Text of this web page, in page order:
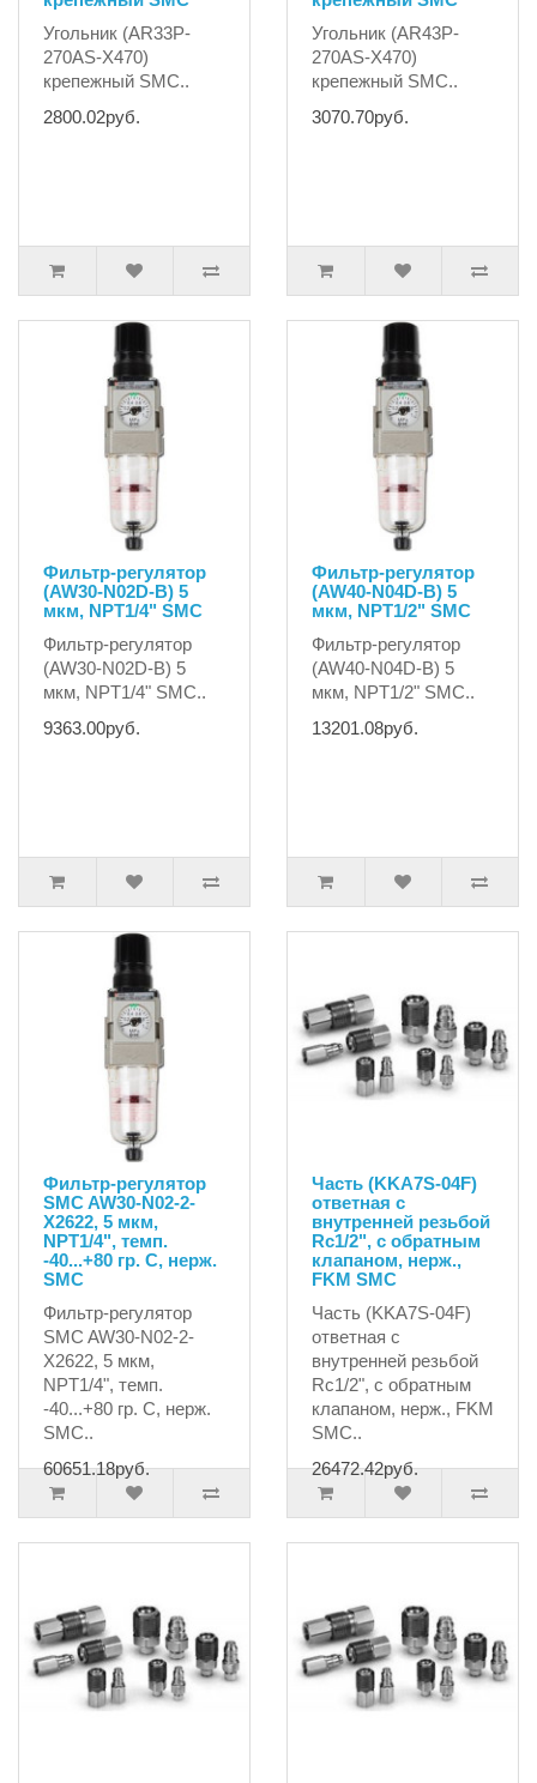
Угольник (AR33P-
270AS-X470)
крепежный SMC..
2800.02руб.
Угольник (AR43P-
270AS-X470)
крепежный SMC..
3070.70руб.
Фильтр-регулятор
(AW30-N02D-B) 5
мкм, NPT1/4" SMC
Фильтр-регулятор
(AW30-N02D-B) 5
мкм, NPT1/4" SMC..
9363.00руб.
Фильтр-регулятор
(AW40-N04D-B) 5
мкм, NPT1/2" SMC
Фильтр-регулятор
(AW40-N04D-B) 5
мкм, NPT1/2" SMC..
13201.08руб.
Фильтр-регулятор
SMC AW30-N02-2-
X2622, 5 мкм,
NPT1/4", темп.
-40...+80 гр. С, нерж.
SMC
Фильтр-регулятор
SMC AW30-N02-2-
X2622, 5 мкм,
NPT1/4", темп.
-40...+80 гр. С, нерж.
SMC..
60651.18руб.
Часть (KKA7S-04F)
ответная с
внутренней резьбой
Rc1/2", с обратным
клапаном, нерж.,
FKM SMC
Часть (KKA7S-04F)
ответная с
внутренней резьбой
Rc1/2", с обратным
клапаном, нерж., FKM
SMC..
26472.42руб.